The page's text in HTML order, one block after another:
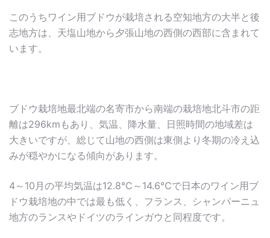
このうちワイン用ブドウが栽培される空知地方の大半と後
志地方は、天塩山地から夕張山地の西側の西部に含まれて
います。
ブドウ栽培地最北端の名寄市から南端の栽培地北斗市の距
離は296kmもあり、気温、降水量、日照時間の地域差は
大きいですが、総じて山地の西側は東側より冬期の冷え込
みが穏やかになる傾向があります。
4～10月の平均気温は12.8℃～14.6℃で日本のワイン用ブ
ドウ栽培地の中では最も低く、フランス、シャンパーニュ
地方のランスやドイツのラインガウと同程度です。